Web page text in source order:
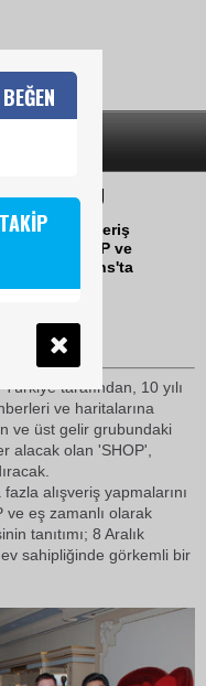
BULUŞTU
fazla alışveriş
SHOP ve
Les Ottomans'ta
tarafından, 10 yılı
ve haritalarına
ve üst gelir grubundaki
alacak olan 'SHOP',
alışveriş yapmalarını
ve eş zamanlı olarak
tanıtımı; 8 Aralık
sahipliğinde görkemli bir